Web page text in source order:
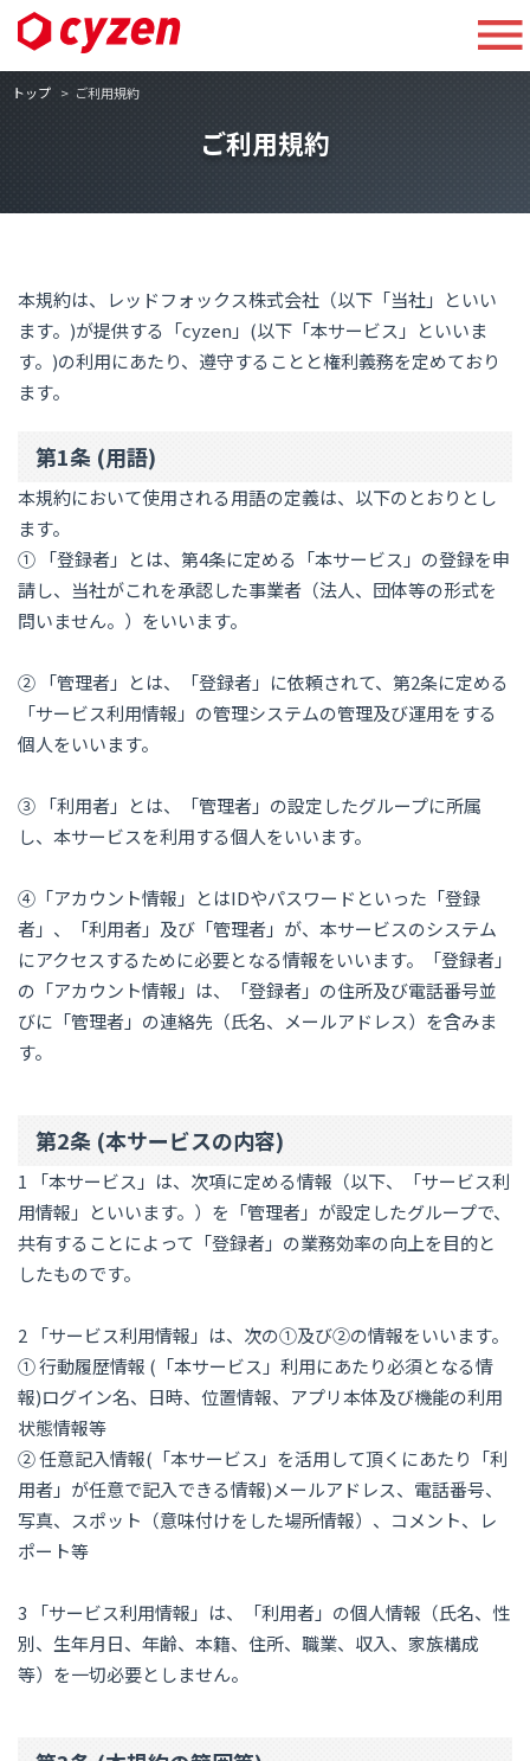
トップ ご利用規約
ご利用規約
本規約は、レッドフォックス株式会社（以下「当社」といい
ます。)が提供する「cyzen」(以下「本サービス」といいま
す。)の利用にあたり、遵守することと権利義務を定めており
ます。
第1条 (用語)
本規約において使用される用語の定義は、以下のとおりとし
ます。
① 「登録者」とは、第4条に定める「本サービス」の登録を申
請し、当社がこれを承認した事業者（法人、団体等の形式を
問いません。）をいいます。
② 「管理者」とは、「登録者」に依頼されて、第2条に定める
「サービス利用情報」の管理システムの管理及び運用をする
個人をいいます。
③ 「利用者」とは、「管理者」の設定したグループに所属
し、本サービスを利用する個人をいいます。
④「アカウント情報」とはIDやパスワードといった「登録
者」、「利用者」及び「管理者」が、本サービスのシステム
にアクセスするために必要となる情報をいいます。「登録者」
の「アカウント情報」は、「登録者」の住所及び電話番号並
びに「管理者」の連絡先（氏名、メールアドレス）を含みま
す。
第2条 (本サービスの内容)
1 「本サービス」は、次項に定める情報（以下、「サービス利
用情報」といいます。）を「管理者」が設定したグループで、
共有することによって「登録者」の業務効率の向上を目的と
したものです。
2 「サービス利用情報」は、次の①及び②の情報をいいます。
① 行動履歴情報 (「本サービス」利用にあたり必須となる情
報)ログイン名、日時、位置情報、アプリ本体及び機能の利用
状態情報等
② 任意記入情報(「本サービス」を活用して頂くにあたり「利
用者」が任意で記入できる情報)メールアドレス、電話番号、
写真、スポット（意味付けをした場所情報）、コメント、レ
ポート等
3 「サービス利用情報」は、「利用者」の個人情報（氏名、性
別、生年月日、年齢、本籍、住所、職業、収入、家族構成
等）を一切必要としません。